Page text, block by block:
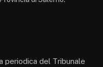
periodica del Tribunale